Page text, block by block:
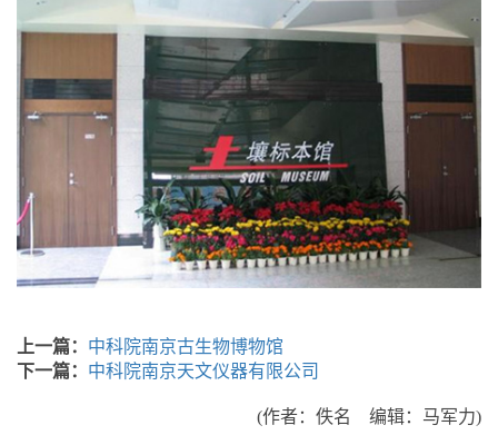
上一篇： 中科院南京古生物博物馆
下一篇： 中科院南京天文仪器有限公司
(作者：佚名 编辑：马军力)